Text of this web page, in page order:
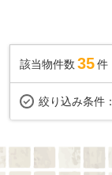
該当物件数 35件
絞り込み条件：